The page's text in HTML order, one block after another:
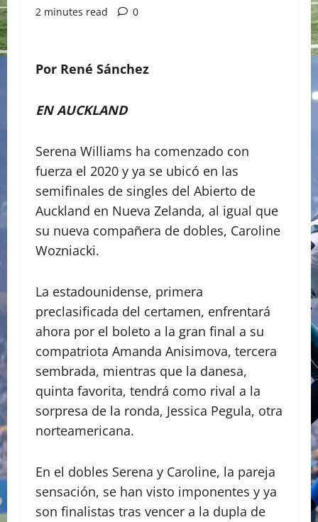
2 minutes read
0
Por René Sánchez
EN AUCKLAND
Serena Williams ha comenzado con
fuerza el 2020 y ya se ubicó en las
semifinales de singles del Abierto de
Auckland en Nueva Zelanda, al igual que
su nueva compañera de dobles, Caroline
Wozniacki.
La estadounidense, primera
preclasificada del certamen, enfrentará
ahora por el boleto a la gran final a su
compatriota Amanda Anisimova, tercera
sembrada, mientras que la danesa,
quinta favorita, tendrá como rival a la
sorpresa de la ronda, Jessica Pegula, otra
norteamericana.
En el dobles Serena y Caroline, la pareja
sensación, se han visto imponentes y ya
son finalistas tras vencer a la dupla de